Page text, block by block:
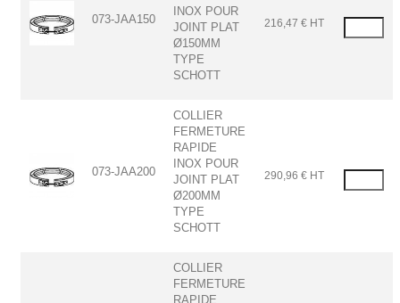
073-JAA150
INOX POUR
JOINT PLAT
Ø150MM
TYPE
SCHOTT
216,47 € HT
073-JAA200
COLLIER
FERMETURE
RAPIDE
INOX POUR
JOINT PLAT
Ø200MM
TYPE
SCHOTT
290,96 € HT
COLLIER
FERMETURE
RAPIDE